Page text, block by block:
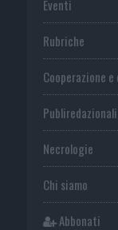
Eventi
Rubriche
Cooperazione
Publiredazionali
Necrologie
Chi siamo
Abbonati